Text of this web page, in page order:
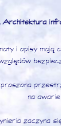
Architektura
i opisy mają
na awarie
zaczyna